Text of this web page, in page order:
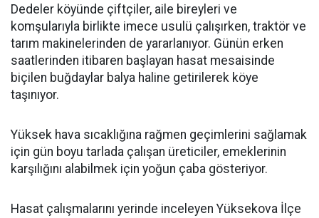
Dedeler köyünde çiftçiler, aile bireyleri ve
komşularıyla birlikte imece usulü çalışırken, traktör ve
tarım makinelerinden de yararlanıyor. Günün erken
saatlerinden itibaren başlayan hasat mesaisinde
biçilen buğdaylar balya haline getirilerek köye
taşınıyor.
Yüksek hava sıcaklığına rağmen geçimlerini sağlamak
için gün boyu tarlada çalışan üreticiler, emeklerinin
karşılığını alabilmek için yoğun çaba gösteriyor.
Hasat çalışmalarını yerinde inceleyen Yüksekova İlçe